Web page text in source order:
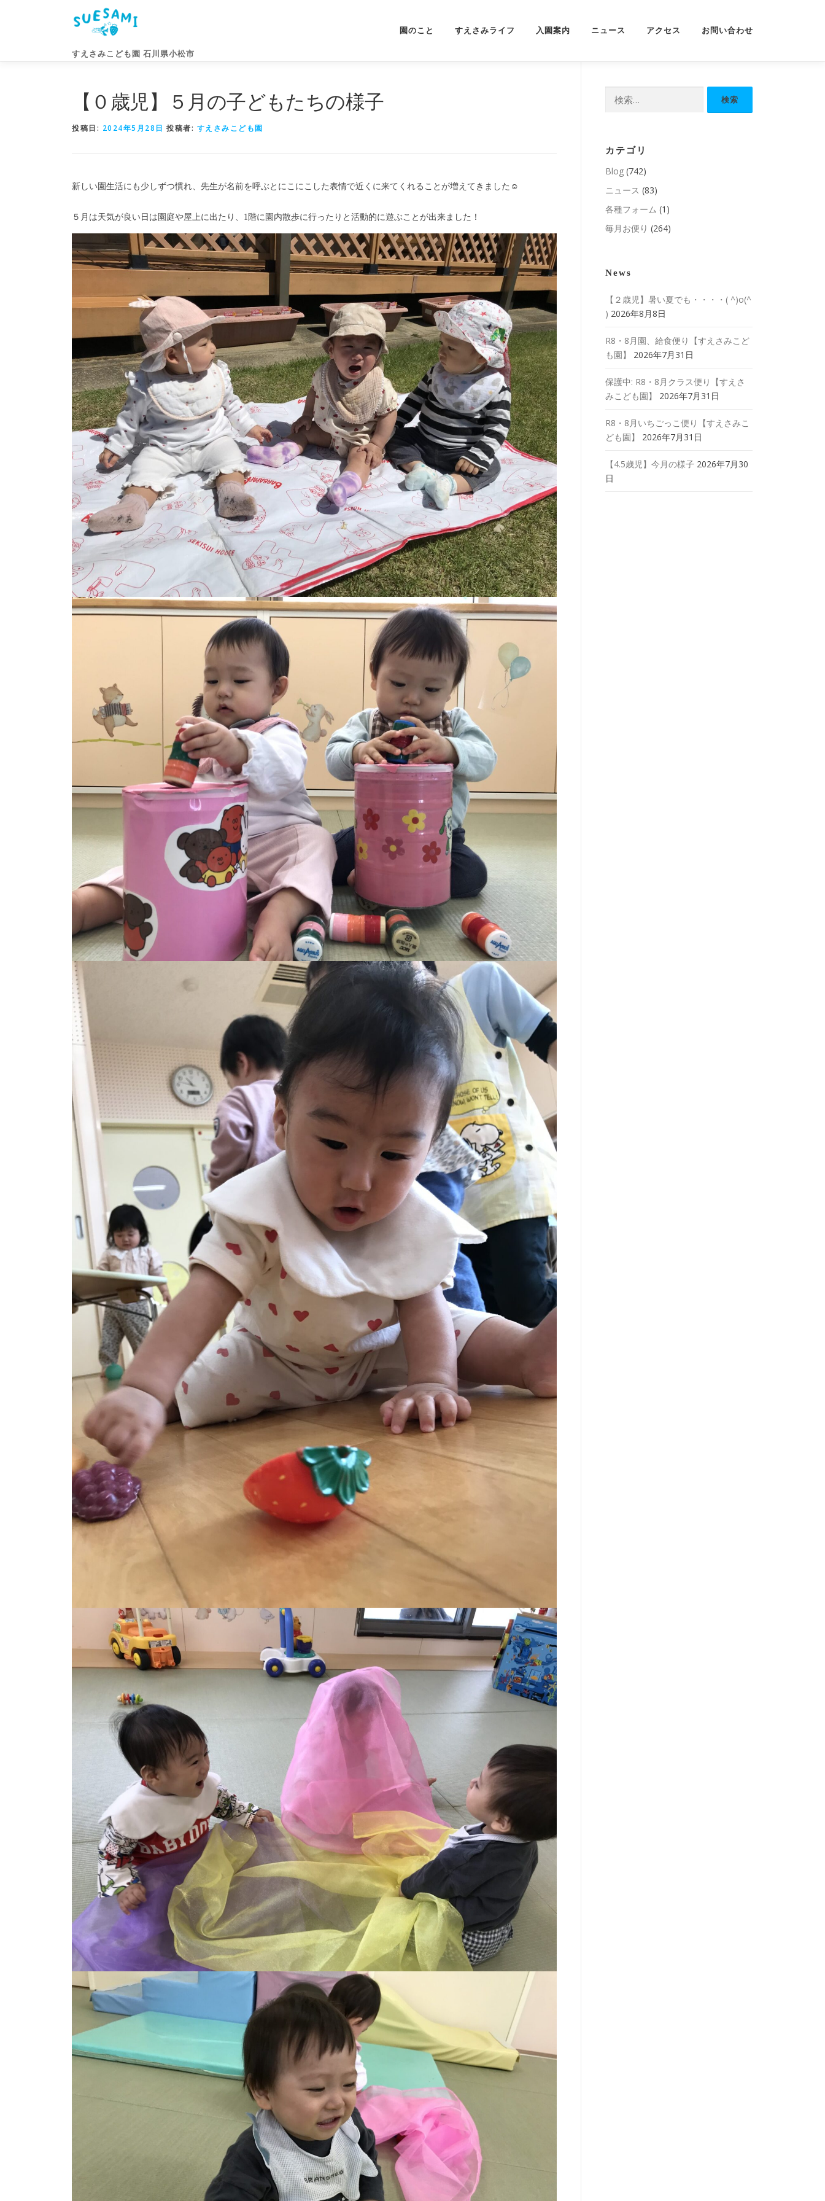
ツ
すえさみこども園 石川県小松市
園のこと すえさみライフ 入園案内 ニュース アクセス お問い合わせ
【０歳児】５月の子どもたちの様子
投稿日: 2024年5月28日 投稿者: すえさみこども園
新しい園生活にも少しずつ慣れ、先生が名前を呼ぶとにこにこした表情で近くに来てくれることが増えてきました☺
５月は天気が良い日は園庭や屋上に出たり、1階に園内散歩に行ったりと活動的に遊ぶことが出来ました！
カテゴリ
Blog (742)
ニュース (83)
各種フォーム (1)
毎月お便り (264)
News
【２歳児】暑い夏でも・・・・( ^)o(^
) 2026年8月8日
R8・8月園、給食便り【すえさみこど
も園】
2026年7月31日
保護中: R8・8月クラス便り【すえさ
みこども園】
2026年7月31日
R8・8月いちごっこ便り【すえさみこ
ども園】
2026年7月31日
【4.5歳児】今月の様子 2026年7月30
日